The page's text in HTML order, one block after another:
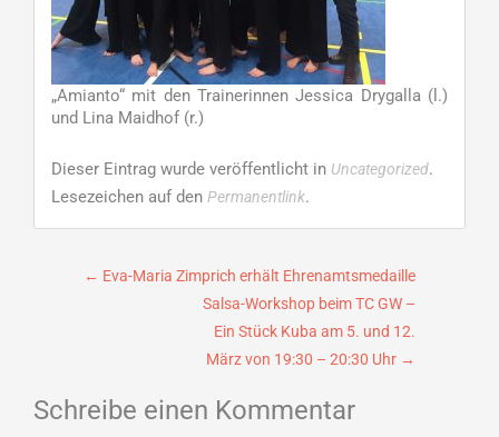
„Amianto“ mit den Trainerinnen Jessica Drygalla (l.)
und Lina Maidhof (r.)
Dieser Eintrag wurde veröffentlicht in Uncategorized.
Lesezeichen auf den Permanentlink.
Beitragsnavigation
← Eva-Maria Zimprich erhält Ehrenamtsmedaille
Salsa-Workshop beim TC GW –
Ein Stück Kuba am 5. und 12.
März von 19:30 – 20:30 Uhr →
Schreibe einen Kommentar